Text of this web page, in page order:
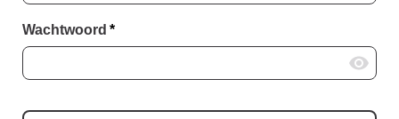
Wachtwoord *